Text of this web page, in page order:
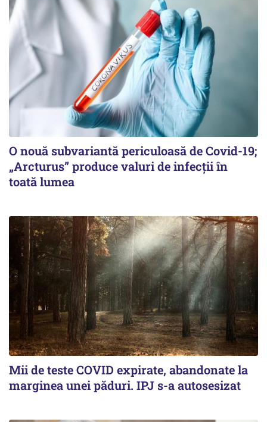
O nouă subvariantă periculoasă de Covid-19;
„Arcturus” produce valuri de infecții în
toată lumea
Mii de teste COVID expirate, abandonate la
marginea unei păduri. IPJ s-a autosesizat